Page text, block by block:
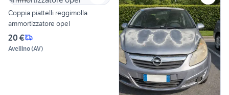
Coppia piattelli reggimolla
ammortizzatore opel
20 €
Avellino(AV)